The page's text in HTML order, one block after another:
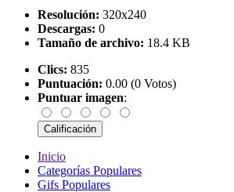
Resolución: 320x240
Descargas: 0
Tamaño de archivo: 18.4 KB
Clics: 835
Puntuación: 0.00 (0 Votos)
Puntuar imagen:
Inicio
Categorías Populares
Gifs Populares